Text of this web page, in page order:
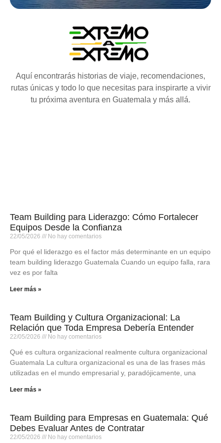
Aquí encontrarás historias de viaje, recomendaciones,
rutas únicas y todo lo que necesitas para inspirarte a vivir
tu próxima aventura en Guatemala y más allá.
Team Building para Liderazgo: Cómo Fortalecer
Equipos Desde la Confianza
22/05/2026 No hay comentarios
Por qué el liderazgo es el factor más determinante en un equipo
team building liderazgo Guatemala Cuando un equipo falla, rara
vez es por falta
Leer más »
Team Building y Cultura Organizacional: La
Relación que Toda Empresa Debería Entender
22/05/2026 No hay comentarios
Qué es cultura organizacional realmente cultura organizacional
Guatemala La cultura organizacional es una de las frases más
utilizadas en el mundo empresarial y, paradójicamente, una
Leer más »
Team Building para Empresas en Guatemala: Qué
Debes Evaluar Antes de Contratar
22/05/2026 No hay comentarios